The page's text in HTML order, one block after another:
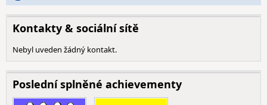
Kontakty & sociální sítě
Nebyl uveden žádný kontakt.
Poslední splněné achievementy